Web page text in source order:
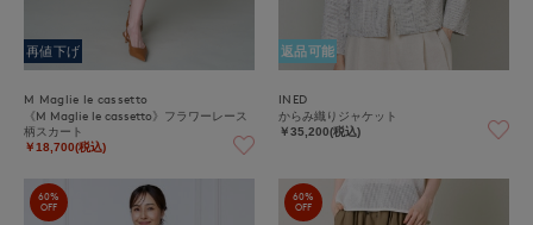
再値下げ
M Maglie le cassetto
《M Maglie le cassetto》フラワーレース
柄スカート
￥18,700(税込)
返品可能
INED
からみ織りジャケット
￥35,200(税込)
60%
OFF
60%
OFF